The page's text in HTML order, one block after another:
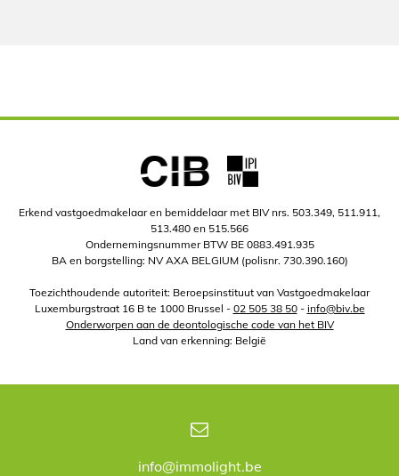
Erkend vastgoedmakelaar en bemiddelaar met BIV nrs. 503.349, 511.911,
513.480 en 515.566
Ondernemingsnummer BTW BE 0883.491.935
BA en borgstelling: NV AXA BELGIUM (polisnr. 730.390.160)
Toezichthoudende autoriteit: Beroepsinstituut van Vastgoedmakelaar
Luxemburgstraat 16 B te 1000 Brussel - 02 505 38 50- info@biv.be
Onderworpen aan de deontologische code van het BIV
Land van erkenning: België
info@immolight.be